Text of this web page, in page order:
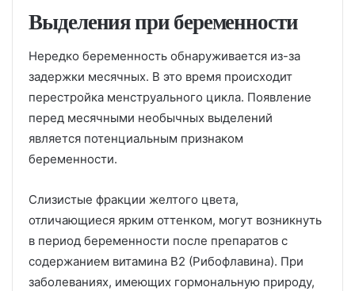
Выделения при беременности
Нередко беременность обнаруживается из-за
задержки месячных. В это время происходит
перестройка менструального цикла. Появление
перед месячными необычных выделений
является потенциальным признаком
беременности.
Слизистые фракции желтого цвета,
отличающиеся ярким оттенком, могут возникнуть
в период беременности после препаратов с
содержанием витамина В2 (Рибофлавина). При
заболеваниях, имеющих гормональную природу,